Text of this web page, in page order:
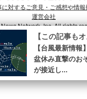
に対するご意見・ご感想や情報
運営会社
Network, Inc. All rights
ニーズ・興味・関⼼に合致したコン
います。詳細は、
プライバシーポリ
【この記事もオ
【台風最新情報
盆休み直撃のお
が接近し...